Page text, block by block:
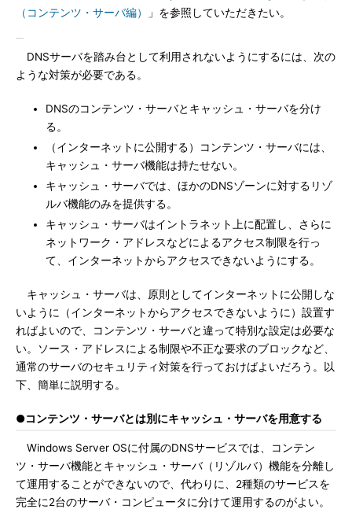
（コンテンツ・サーバ編）
」を参照していただきたい。
DNSサーバを踏み台として利用されないようにするには、次の
ような対策が必要である。
DNSのコンテンツ・サーバとキャッシュ・サーバを分け
る。
（インターネットに公開する）コンテンツ・サーバには、
キャッシュ・サーバ機能は持たせない。
キャッシュ・サーバでは、ほかのDNSゾーンに対するリゾ
ルバ機能のみを提供する。
キャッシュ・サーバはイントラネット上に配置し、さらに
ネットワーク・アドレスなどによるアクセス制限を行っ
て、インターネットからアクセスできないようにする。
キャッシュ・サーバは、原則としてインターネットに公開しな
いように（インターネットからアクセスできないように）設置す
ればよいので、コンテンツ・サーバと違って特別な設定は必要な
い。ソース・アドレスによる制限や不正な要求のブロックなど、
通常のサーバのセキュリティ対策を行っておけばよいだろう。以
下、簡単に説明する。
●コンテンツ・サーバとは別にキャッシュ・サーバを用意する
Windows Server OSに付属のDNSサービスでは、コンテン
ツ・サーバ機能とキャッシュ・サーバ（リゾルバ）機能を分離し
て運用することができないので、代わりに、2種類のサービスを
完全に2台のサーバ・コンピュータに分けて運用するのがよい。